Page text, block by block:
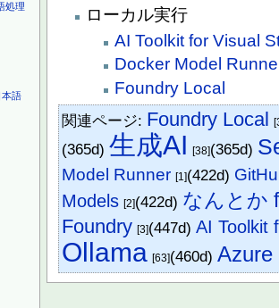
処理
本語
ローカル実行
AI Toolkit for Visual
Docker Model
Foundry Local
関連ページ: Foundry Local
(365d)生成AI [38](365d)
Model Runner [1](422d)
Models [2](422d) なんとか
Foundry [3](447d)AI Toolkit
Ollama [63](460d)Azure